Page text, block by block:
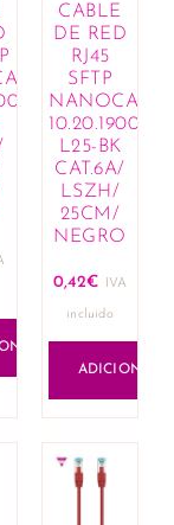
CABLE
DE RED
RJ45
SFTP
NANOCABLE
10.20.1900-
L25-BK
CAT.6A/
LSZH/
25CM/
NEGRO
0,42€ IVA
incluido
ADICIONAR